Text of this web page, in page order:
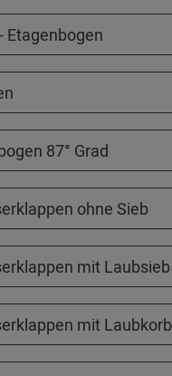
Etagenbogen
87° Grad
ohne Sieb
mit Laubsieb
mit Laubkorb